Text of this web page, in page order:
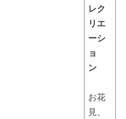
レク
リエ
ーシ
ョ
ン
お花
見、